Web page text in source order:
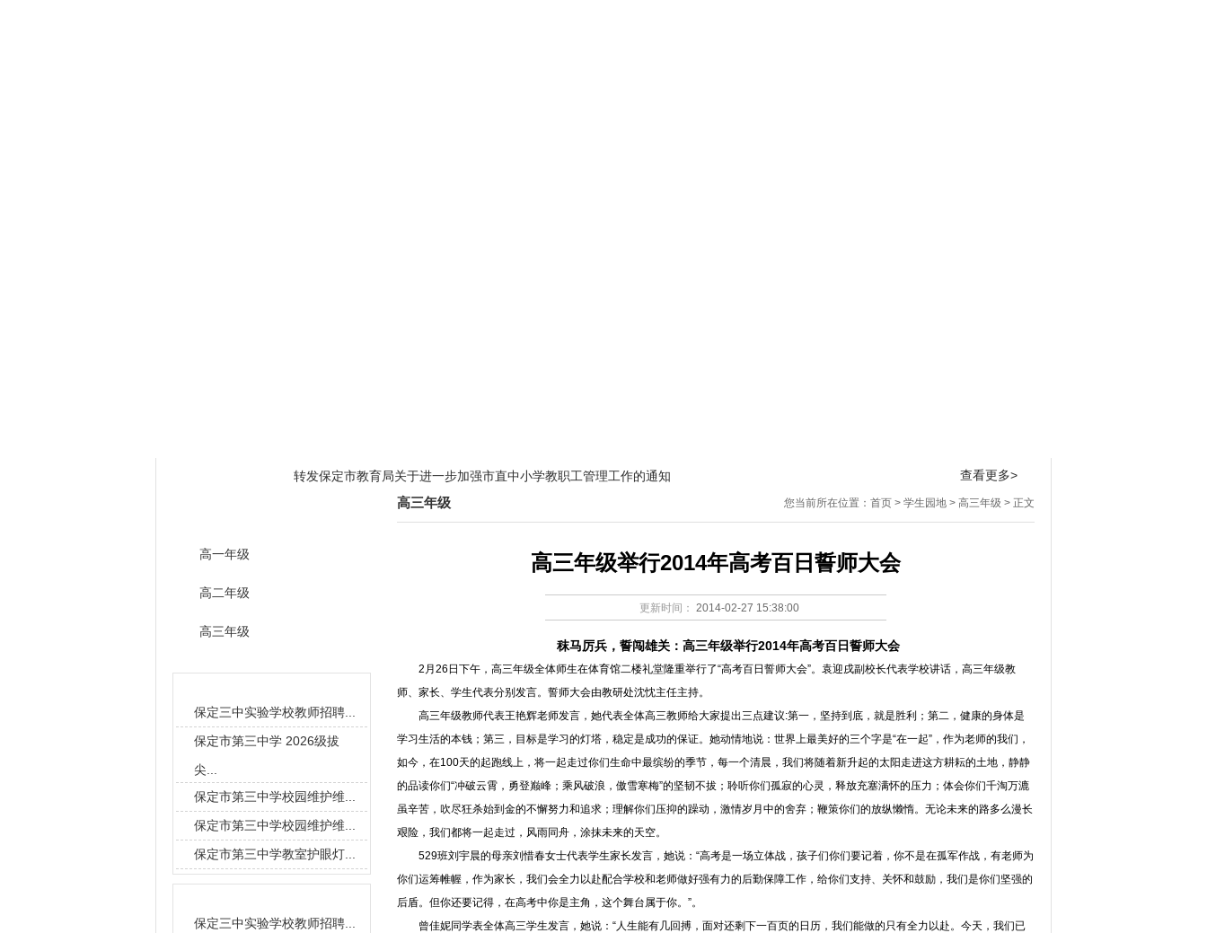
转发关于开展有偿补课整治省级督查的通知
三中学子勇夺冠军和季军，独占"省一"人数三分之一强
转发保定市教育局关于进一步加强市直中小学教职工管理工作的通知
三中学子勇夺冠军和季军，独占"省一"人数三分之一强
查看更多>
高三年级
您当前所在位置： 首页 > 学生园地 > 高三年级 > 正文
高三年级举行2014年高考百日誓师大会
更新时间： 2014-02-27 15:38:00
秣马厉兵，誓闯雄关：高三年级举行2014年高考百日誓师大会
2月26日下午，高三年级全体师生在体育馆二楼礼堂隆重举行了“高考百日誓师大会”。袁迎戌副校长代表学校讲话，高三年级教
师、家长、学生代表分别发言。誓师大会由教研处沈忱主任主持。
高三年级教师代表王艳辉老师发言，她代表全体高三教师给大家提出三点建议:第一，坚持到底，就是胜利；第二，健康的身体是
学习生活的本钱；第三，目标是学习的灯塔，稳定是成功的保证。她动情地说：世界上最美好的三个字是“在一起”，作为老师的我们，
如今，在100天的起跑线上，将一起走过你们生命中最缤纷的季节，每一个清晨，我们将随着新升起的太阳走进这方耕耘的土地，静静
的品读你们“冲破云霄，勇登巅峰；乘风破浪，傲雪寒梅”的坚韧不拔；聆听你们孤寂的心灵，释放充塞满怀的压力；体会你们千淘万漉
虽辛苦，吹尽狂杀始到金的不懈努力和追求；理解你们压抑的躁动，激情岁月中的舍弃；鞭策你们的放纵懒惰。无论未来的路多么漫长
艰险，我们都将一起走过，风雨同舟，涂抹未来的天空。
529班刘宇晨的母亲刘惜春女士代表学生家长发言，她说：“高考是一场立体战，孩子们你们要记着，你不是在孤军作战，有老师为
你们运筹帷幄，作为家长，我们会全力以赴配合学校和老师做好强有力的后勤保障工作，给你们支持、关怀和鼓励，我们是你们坚强的
后盾。但你还要记得，在高考中你是主角，这个舞台属于你。”。
曾佳妮同学表全体高三学生发言，她说：“人生能有几回搏，面对还剩下一百页的日历，我们能做的只有全力以赴。今天，我们已
高一年级
高二年级
高三年级
保定三中实验学校教师招聘...
保定市第三中学 2026级拔
尖...
保定市第三中学校园维护维...
保定市第三中学校园维护维...
保定市第三中学教室护眼灯...
保定三中实验学校教师招聘...